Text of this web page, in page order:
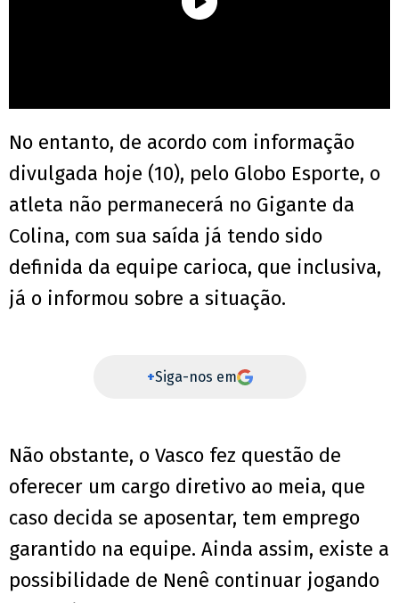
No entanto, de acordo com informação
divulgada hoje (10), pelo Globo Esporte, o
atleta não permanecerá no Gigante da
Colina, com sua saída já tendo sido
definida da equipe carioca, que inclusiva,
já o informou sobre a situação.
+Siga-nos em
Não obstante, o Vasco fez questão de
oferecer um cargo diretivo ao meia, que
caso decida se aposentar, tem emprego
garantido na equipe. Ainda assim, existe a
possibilidade de Nenê continuar jogando